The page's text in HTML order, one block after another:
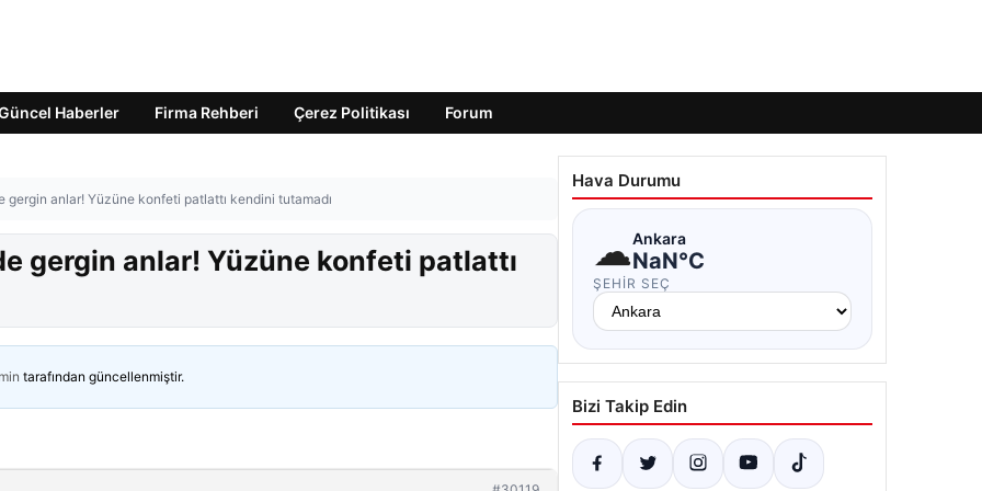
Haberler Firma Rehberi Çerez Politikası Forum
gergin anlar! Yüzüne konfeti patlattı kendini tutamadı
gergin anlar! Yüzüne konfeti patlattı
tarafından güncellenmiştir.
Hava Durumu
☁Ankara
NaN°C
ŞEHIR SEÇ
Bizi Takip Edin